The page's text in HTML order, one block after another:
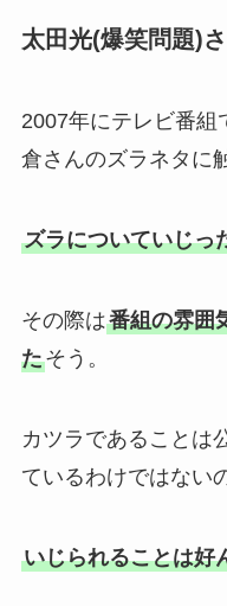
太田光(爆笑問題)
2007年にテレビ番組
倉さんのズラネタに
ズラについていじっ
その際は番組の雰囲
たそう。
カツラであることは
ているわけではない
いじられることは好